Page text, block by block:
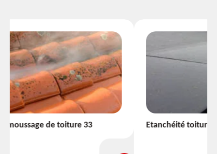
Etanchéité toiture 33